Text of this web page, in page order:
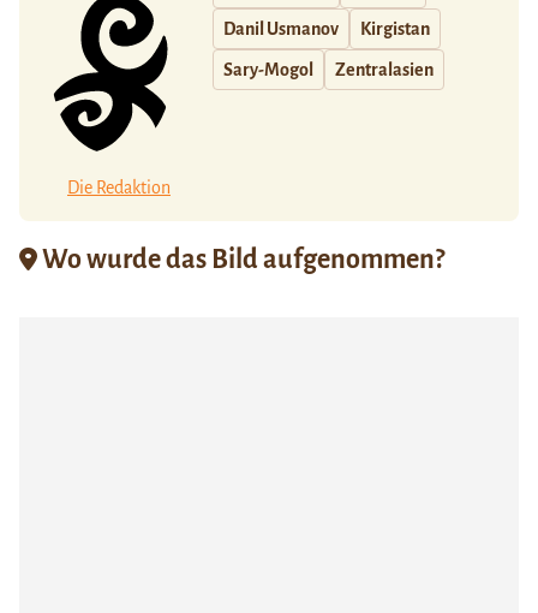
Die Redaktion
Danil Usmanov Kirgistan
Sary-Mogol Zentralasien
Wo wurde das Bild aufgenommen?